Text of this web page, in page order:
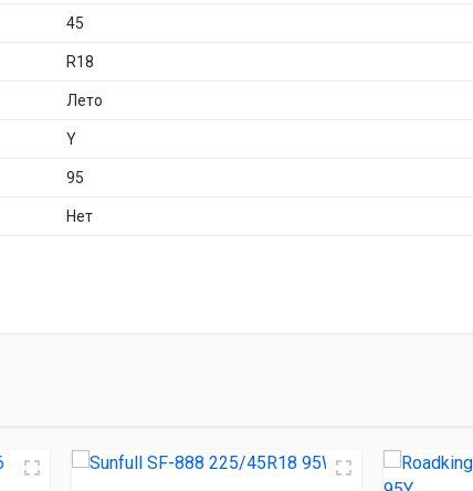
45
R18
Лето
Y
95
Нет
Roadking ARGOS UHP 225/45R18 95Y